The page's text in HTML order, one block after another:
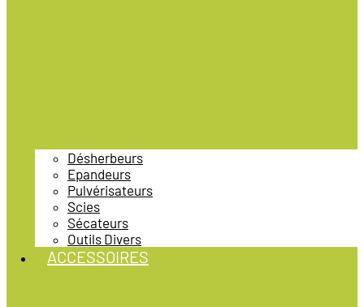
Désherbeurs
Epandeurs
Pulvérisateurs
Scies
Sécateurs
Outils Divers
ACCESSOIRES